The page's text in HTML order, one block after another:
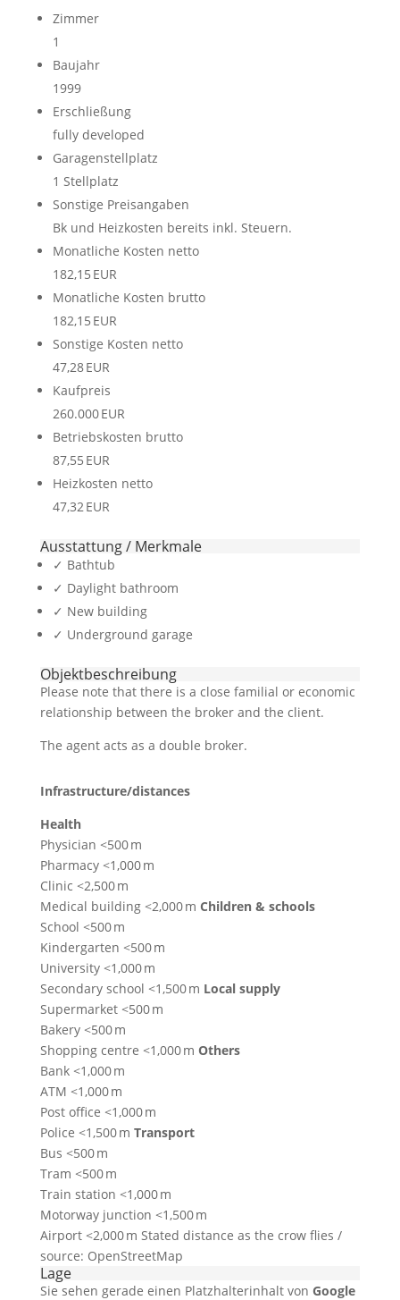
Zimmer
1
Baujahr
1999
Erschließung
fully developed
Garagen­stellplatz
1 Stellplatz
Sonstige Preisangaben
Bk und Heizkosten bereits inkl. Steuern.
Monatliche Kosten netto
182,15 EUR
Monatliche Kosten brutto
182,15 EUR
Sonstige Kosten netto
47,28 EUR
Kaufpreis
260.000 EUR
Betriebskosten brutto
87,55 EUR
Heizkosten netto
47,32 EUR
Ausstattung / Merkmale
✓ Bathtub
✓ Daylight bathroom
✓ New building
✓ Underground garage
Objekt­beschreibung
Please note that there is a close familial or economic
relationship between the broker and the client.
The agent acts as a double broker.
Infrastructure/distances
Health
Physician <500 m
Pharmacy <1,000 m
Clinic <2,500 m
Medical building <2,000 m Children & schools
School <500 m
Kindergarten <500 m
University <1,000 m
Secondary school <1,500 m Local supply
Supermarket <500 m
Bakery <500 m
Shopping centre <1,000 m Others
Bank <1,000 m
ATM <1,000 m
Post office <1,000 m
Police <1,500 m Transport
Bus <500 m
Tram <500 m
Train station <1,000 m
Motorway junction <1,500 m
Airport <2,000 m Stated distance as the crow flies /
source: OpenStreetMap
Lage
Sie sehen gerade einen Platzhalterinhalt von Google